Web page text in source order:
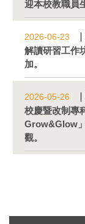
迎本校教職員
2026-06-23
解讀研習工作
加。
2026-05-26
校慶暨改制專
Grow&Glow
觀。